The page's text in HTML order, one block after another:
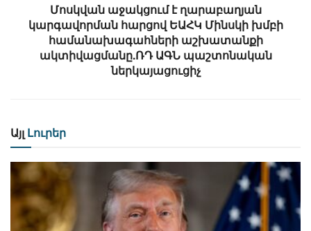
Մոսկվան աջակցում է ղարաբաղյան
կարգավորման հարցով ԵԱՀԿ Մինսկի խմբի
համանախագահների աշխատանքի
ակտիվացմանը.ՌԴ ԱԳՆ պաշտոնական
ներկայացուցիչ
Այլ Լուրեր